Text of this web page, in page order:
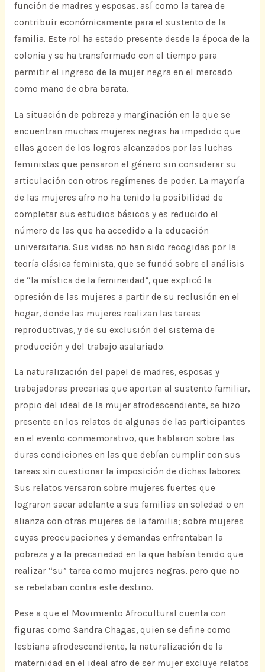
función de madres y esposas, así como la tarea de
contribuir económicamente para el sustento de la
familia. Este rol ha estado presente desde la época de la
colonia y se ha transformado con el tiempo para
permitir el ingreso de la mujer negra en el mercado
como mano de obra barata.
La situación de pobreza y marginación en la que se
encuentran muchas mujeres negras ha impedido que
ellas gocen de los logros alcanzados por las luchas
feministas que pensaron el género sin considerar su
articulación con otros regímenes de poder. La mayoría
de las mujeres afro no ha tenido la posibilidad de
completar sus estudios básicos y es reducido el
número de las que ha accedido a la educación
universitaria. Sus vidas no han sido recogidas por la
teoría clásica feminista, que se fundó sobre el análisis
de “la mística de la femineidad”, que explicó la
opresión de las mujeres a partir de su reclusión en el
hogar, donde las mujeres realizan las tareas
reproductivas, y de su exclusión del sistema de
producción y del trabajo asalariado.
La naturalización del papel de madres, esposas y
trabajadoras precarias que aportan al sustento familiar,
propio del ideal de la mujer afrodescendiente, se hizo
presente en los relatos de algunas de las participantes
en el evento conmemorativo, que hablaron sobre las
duras condiciones en las que debían cumplir con sus
tareas sin cuestionar la imposición de dichas labores.
Sus relatos versaron sobre mujeres fuertes que
lograron sacar adelante a sus familias en soledad o en
alianza con otras mujeres de la familia; sobre mujeres
cuyas preocupaciones y demandas enfrentaban la
pobreza y a la precariedad en la que habían tenido que
realizar “su” tarea como mujeres negras, pero que no
se rebelaban contra este destino.
Pese a que el Movimiento Afrocultural cuenta con
figuras como Sandra Chagas, quien se define como
lesbiana afrodescendiente, la naturalización de la
maternidad en el ideal afro de ser mujer excluye relatos